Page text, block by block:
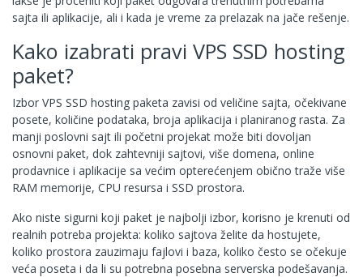
sajta ili aplikacije, ali i kada je vreme za prelazak na jače rešenje.
Kako izabrati pravi VPS SSD hosting
paket?
Izbor VPS SSD hosting paketa zavisi od veličine sajta, očekivane
posete, količine podataka, broja aplikacija i planiranog rasta. Za
manji poslovni sajt ili početni projekat može biti dovoljan
osnovni paket, dok zahtevniji sajtovi, više domena, online
prodavnice i aplikacije sa većim opterećenjem obično traže više
RAM memorije, CPU resursa i SSD prostora.
Ako niste sigurni koji paket je najbolji izbor, korisno je krenuti od
realnih potreba projekta: koliko sajtova želite da hostujete,
koliko prostora zauzimaju fajlovi i baza, koliko često se očekuje
veća poseta i da li su potrebna posebna serverska podešavanja.